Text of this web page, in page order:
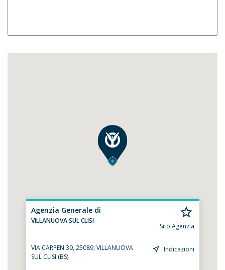
Agenzia Generale di
VILLANUOVA SUL CLISI
Sito Agenzia
VIA CARPEN 39, 25089, VILLANUOVA
SUL CLISI (BS)
Indicazioni